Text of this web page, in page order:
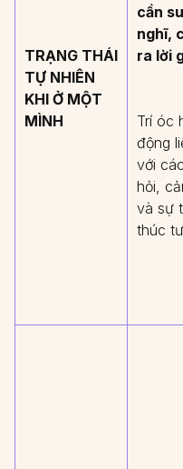
TRẠNG THÁI
TỰ NHIÊN
KHI Ở MỘT
MÌNH
cần
nghĩ,
ra lời
Trí óc
động
với
hỏi,
và sự
thúc